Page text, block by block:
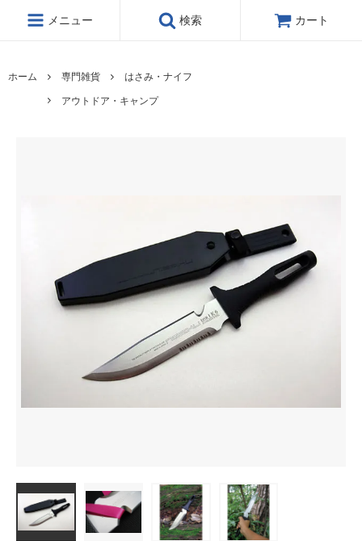
メニュー 検索 カート
ホーム 専門雑貨
はさみ・ナイフ
アウトドア・キャンプ